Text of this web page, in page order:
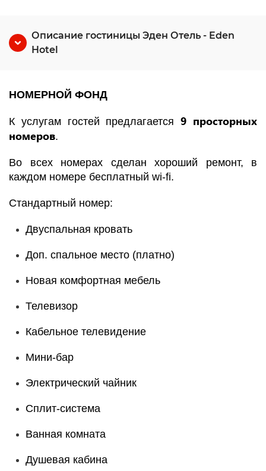
Описание гостиницы Эден Отель - Eden
Hotel
НОМЕРНОЙ ФОНД
К услугам гостей предлагается9 просторных
номеров.
Во всех номерах сделан хороший ремонт, в
каждом номере бесплатный wi-fi.
Стандартный номер:
Двуспальная кровать
Доп. спальное место (платно)
Новая комфортная мебель
Телевизор
Кабельное телевидение
Мини-бар
Электрический чайник
Сплит-система
Ванная комната
Душевая кабина